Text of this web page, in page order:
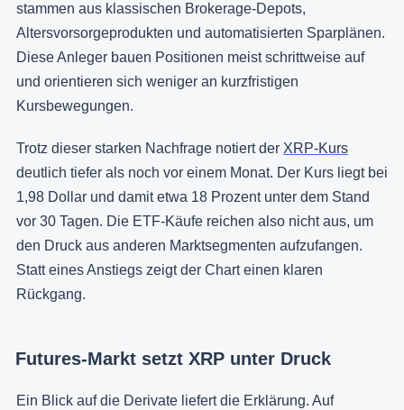
stammen aus klassischen Brokerage-Depots,
Altersvorsorgeprodukten und automatisierten Sparplänen.
Diese Anleger bauen Positionen meist schrittweise auf
und orientieren sich weniger an kurzfristigen
Kursbewegungen.
Trotz dieser starken Nachfrage notiert der XRP-Kurs
deutlich tiefer als noch vor einem Monat. Der Kurs liegt bei
1,98 Dollar und damit etwa 18 Prozent unter dem Stand
vor 30 Tagen. Die ETF‑Käufe reichen also nicht aus, um
den Druck aus anderen Marktsegmenten aufzufangen.
Statt eines Anstiegs zeigt der Chart einen klaren
Rückgang.
Futures-Markt setzt XRP unter Druck
Ein Blick auf die Derivate liefert die Erklärung. Auf